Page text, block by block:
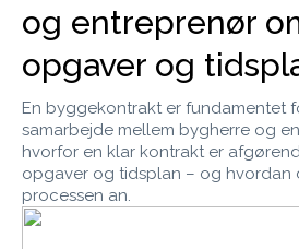
og entreprenør
opgaver og
En byggekontrakt er fundamentet
samarbejde mellem bygherre og
hvorfor en klar kontrakt er
opgaver og tidsplan – og hvordan
processen an.